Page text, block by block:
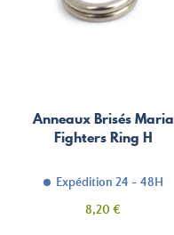
Anneaux Brisés Maria
Fighters Ring H
Expédition 24 - 48H
Prix
8,20 €